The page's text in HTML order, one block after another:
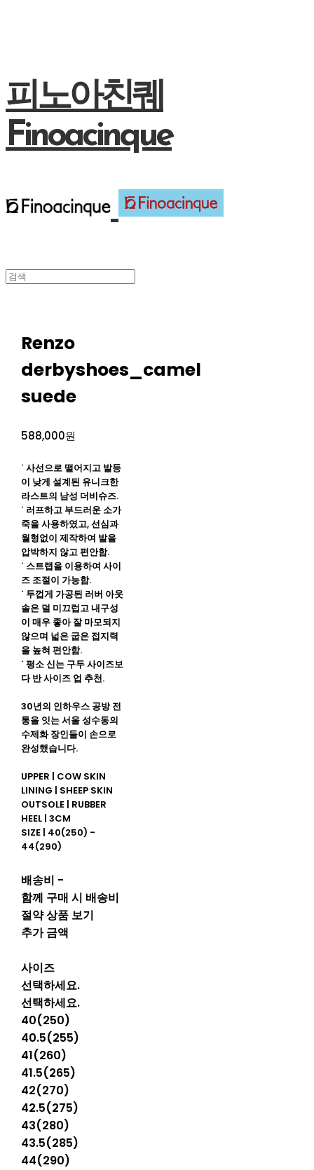
피노아친퀘
Finoacinque
Renzo
derbyshoes_camel
suede
588,000원
˙ 사선으로 떨어지고 발등
이 낮게 설계된 유니크한
라스트의 남성 더비슈즈.
˙ 러프하고 부드러운 소가
죽을 사용하였고, 선심과
월형없이 제작하여 발을
압박하지 않고 편안함.
˙ 스트랩을 이용하여 사이
즈 조절이 가능함.
˙ 두껍게 가공된 러버 아웃
솔은 덜 미끄럽고 내구성
이 매우 좋아 잘 마모되지
않으며 넓은 굽은 접지력
을 높혀 편안함.
˙ 평소 신는 구두 사이즈보
다 반 사이즈 업 추천.
30년의 인하우스 공방 전
통을 잇는 서울 성수동의
수제화 장인들이 손으로
완성했습니다.
UPPER | COW SKIN
LINING | SHEEP SKIN
OUTSOLE | RUBBER
HEEL | 3CM
SIZE | 40(250) -
44(290)
배송비 -
함께 구매 시 배송비
절약 상품 보기
추가 금액
사이즈
선택하세요.
선택하세요.
40(250)
40.5(255)
41(260)
41.5(265)
42(270)
42.5(275)
43(280)
43.5(285)
44(290)